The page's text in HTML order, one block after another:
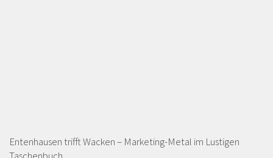
Entenhausen trifft Wacken – Marketing-Metal im Lustigen